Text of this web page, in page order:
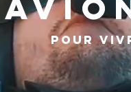
Pour